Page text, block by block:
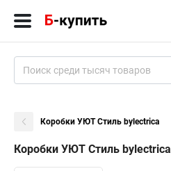
Коробки УЮТ Стиль bylectrica
Коробки УЮТ Стиль bylectrica